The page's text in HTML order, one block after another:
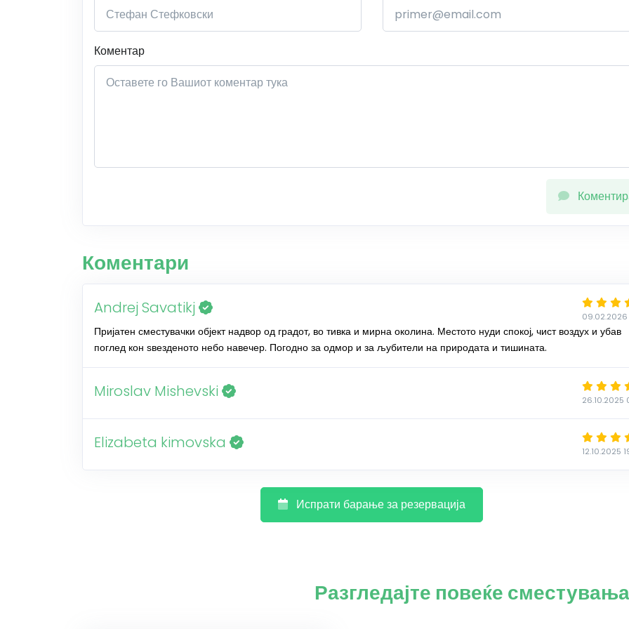
Коментар
Коментари
Andrej Savatikj 09.02.2026
Пријатен сместувачки објект надвор од градот, во тивка и мирна околина. Местото нуди спокој, чист воздух и убав
поглед кон ѕвезденото небо навечер. Погодно за одмор и за љубители на природата и тишината.
Miroslav Mishevski 26.10.2025
Elizabeta kimovska 12.10.2025
Испрати барање за резервација
Разгледајте повеќе сместувања